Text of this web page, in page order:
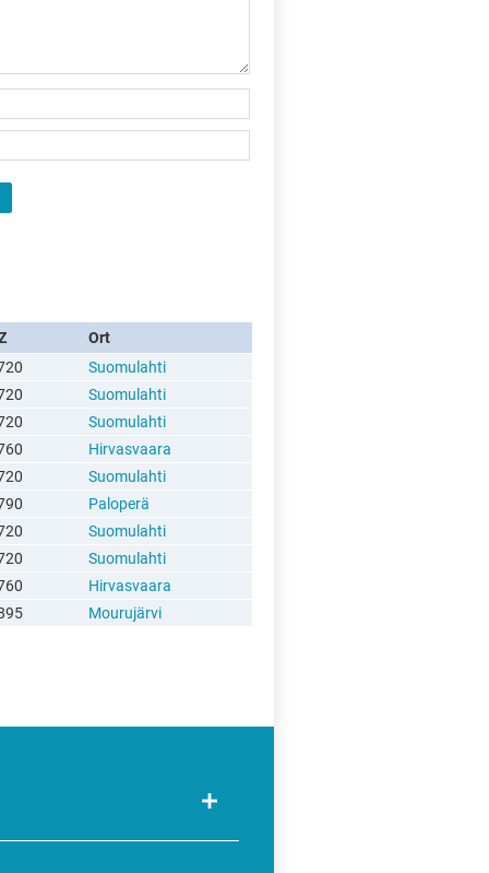
Ort
Suomulahti
Suomulahti
Suomulahti
Hirvasvaara
Suomulahti
Paloperä
Suomulahti
Suomulahti
Hirvasvaara
Mourujärvi